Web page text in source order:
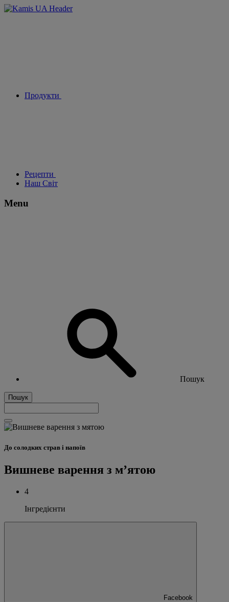
Продукти
Рецепти
Наш Світ
Menu
Пошук
Пошук
До солодких страв і напоїв
Вишневе варення з м’ятою
4
Інгредієнти
Facebook